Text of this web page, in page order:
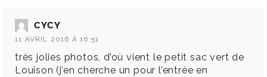
CYCY
11 AVRIL 2016 À 16:51
très jolies photos, d’où vient le petit sac vert de
Louison (j’en cherche un pour l’entrée en